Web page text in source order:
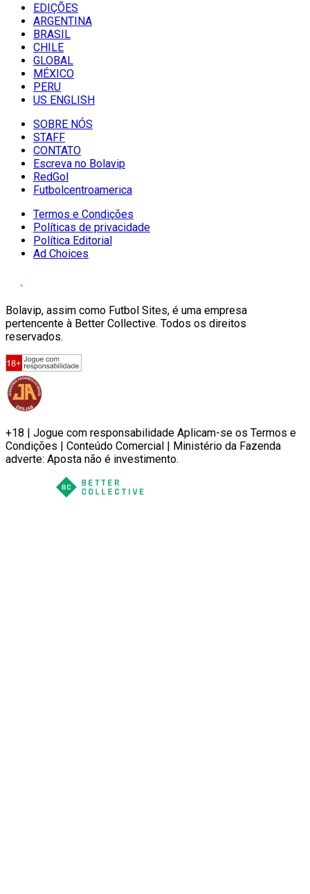
EDIÇÕES
ARGENTINA
BRASIL
CHILE
GLOBAL
MÉXICO
PERU
US ENGLISH
SOBRE NÓS
STAFF
CONTATO
Escreva no Bolavip
RedGol
Futbolcentroamerica
Termos e Condições
Políticas de privacidade
Política Editorial
Ad Choices
Bolavip, assim como Futbol Sites, é uma empresa
pertencente à Better Collective. Todos os direitos
reservados.
+18 | Jogue com responsabilidade Aplicam-se os Termos e
Condições | Conteúdo Comercial | Ministério da Fazenda
adverte: Aposta não é investimento.